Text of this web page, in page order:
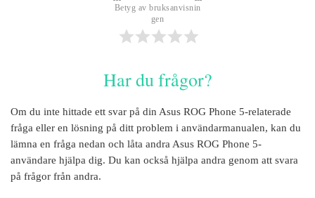
Betyg av bruksanvisnin
gen
Har du frågor?
Om du inte hittade ett svar på din Asus ROG Phone 5-relaterade
fråga eller en lösning på ditt problem i användarmanualen, kan du
lämna en fråga nedan och låta andra Asus ROG Phone 5-
användare hjälpa dig. Du kan också hjälpa andra genom att svara
på frågor från andra.